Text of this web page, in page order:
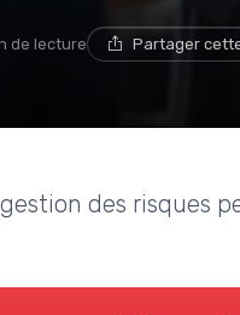
de lecture Partager
des risques